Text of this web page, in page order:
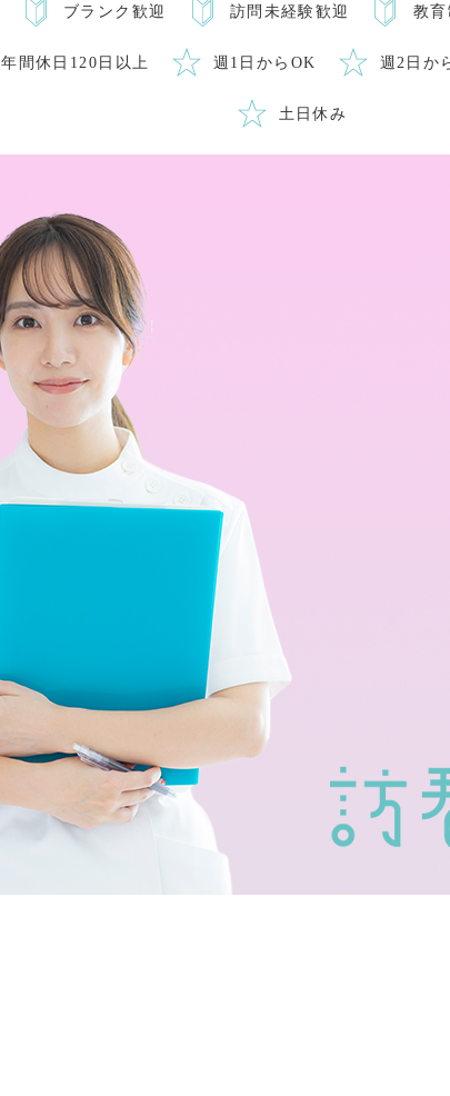
ブランク歓迎 訪問未経験歓迎 教
年間休日120日以上 週1日からOK 週2日か
土日休み